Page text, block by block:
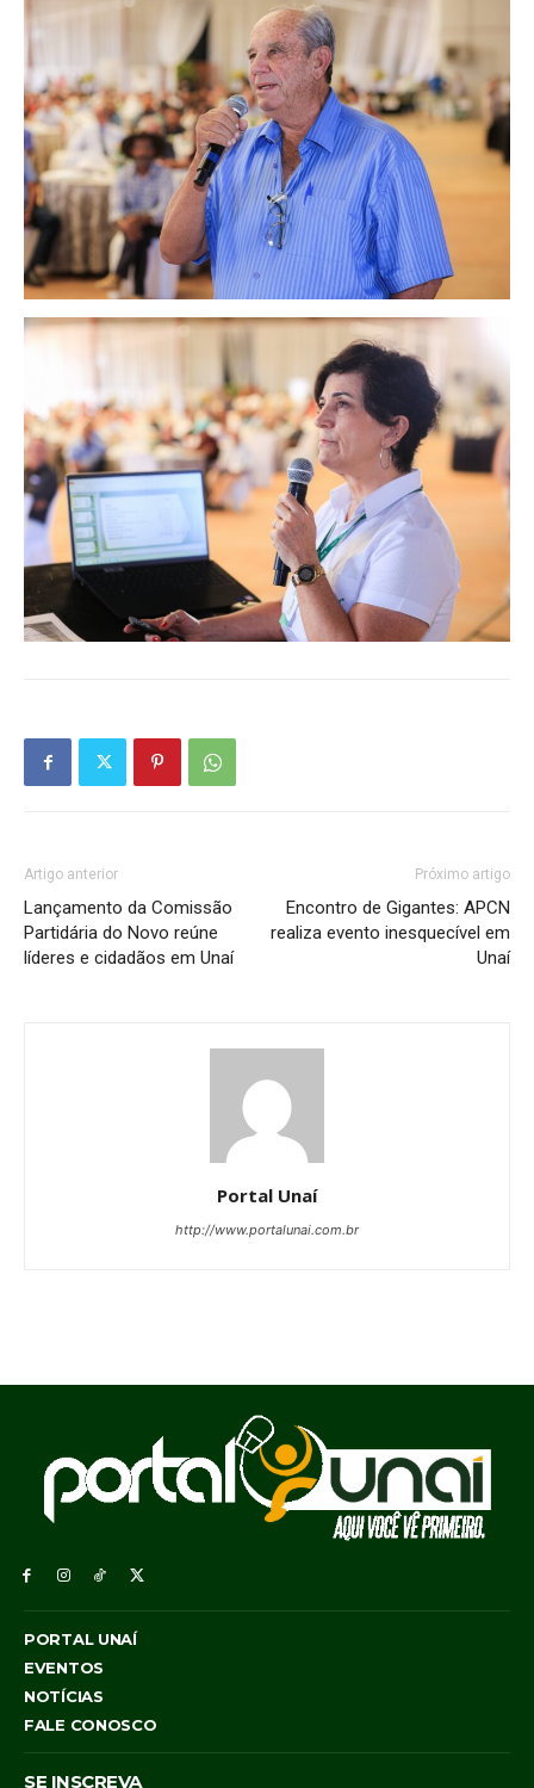
Artigo anterior
Lançamento da Comissão
Partidária do Novo reúne
líderes e cidadãos em Unaí
Próximo artigo
Encontro de Gigantes: APCN
realiza evento inesquecível em
Unaí
Portal Unaí
http://www.portalunai.com.br
PORTAL UNAÍ
EVENTOS
NOTÍCIAS
FALE CONOSCO
SE INSCREVA